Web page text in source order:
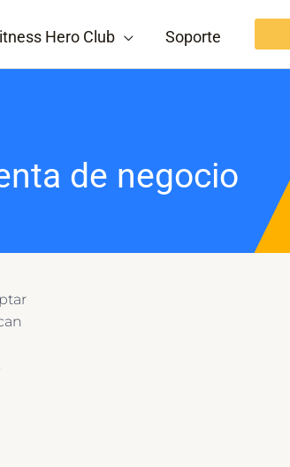
Hero Club Soporte
de negocio